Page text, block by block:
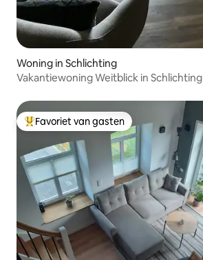
Woning in Schlichting
Vakantiewoning Weitblick in Schlichting
Topfavoriet van gasten
Favoriet van gasten